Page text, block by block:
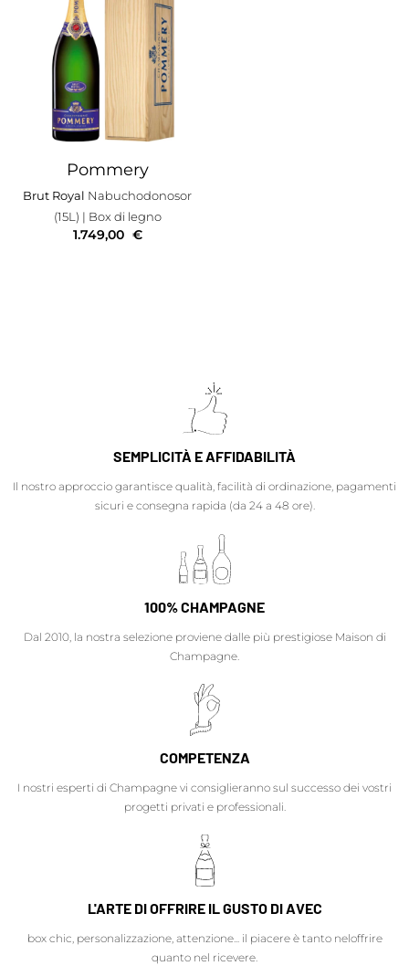
Pommery
Brut Royal Nabuchodonosor
(15L) | Box di legno
1.749,00 €
SEMPLICITÀ E AFFIDABILITÀ
Il nostro approccio garantisce qualità, facilità di ordinazione, pagamenti
sicuri e consegna rapida (da 24 a 48 ore).
100% CHAMPAGNE
Dal 2010, la nostra selezione proviene dalle più prestigiose Maison di
Champagne.
COMPETENZA
I nostri esperti di Champagne vi consiglieranno sul successo dei vostri
progetti privati e professionali.
L'ARTE DI OFFRIRE IL GUSTO DI AVEC
box chic, personalizzazione, attenzione... il piacere è tanto neloffrire
quanto nel ricevere.